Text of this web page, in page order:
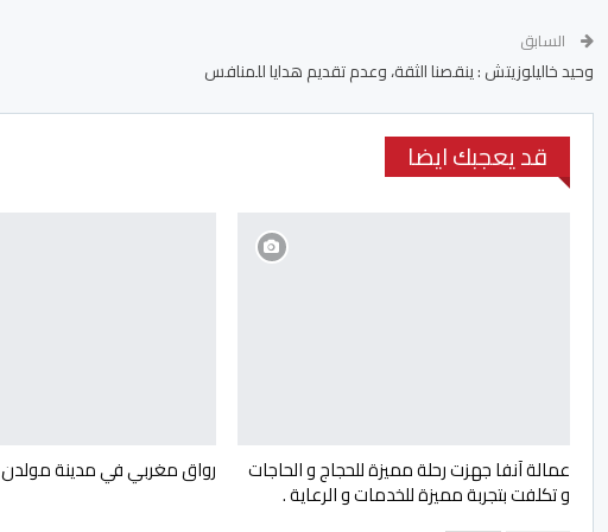
السابق
وحيد خاليلوزيتش : ينقصنا الثقة، وعدم تقديم هدايا للمنافس
قد يعجبك ايضا
عمالة آنفا جهزت رحلة مميزة للحجاج و الحاجات
و تكلفت بتجربة مميزة للخدمات و الرعاية .
رواق مغربي في مدينة مولدن